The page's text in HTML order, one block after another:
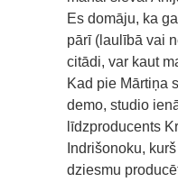
Es domāju, ka
pārī (laulībā vai
citādi, var kaut
Kad pie Mārtiņa
demo, studio
līdzproducents
Indrišonoku,
dziesmu